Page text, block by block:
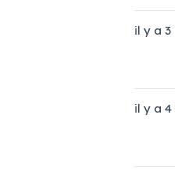
il y a 3
il y a 4